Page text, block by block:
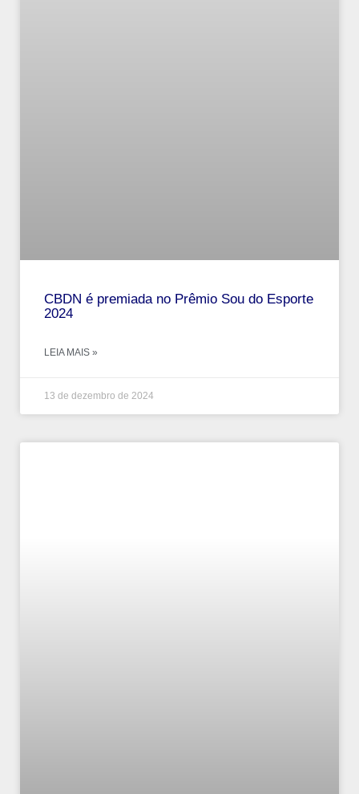
CBDN é premiada no Prêmio Sou do Esporte
2024
LEIA MAIS »
13 de dezembro de 2024